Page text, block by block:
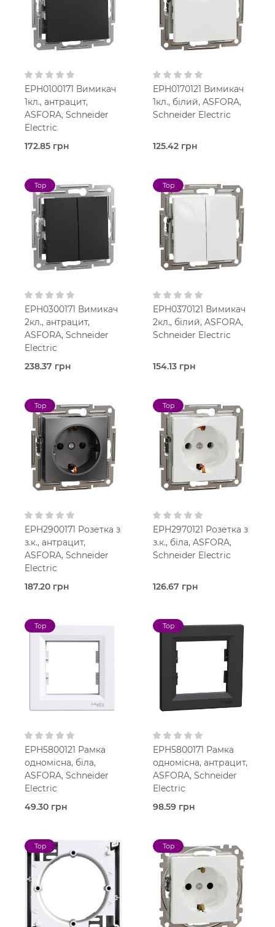
EPH0100171 Вимикач
1кл., антрацит,
ASFORA, Schneider
Electric
172.85 грн
Антрацит
В
установчу коробку
EPH0170121 Вимикач
1кл., білий, ASFORA,
Schneider Electric
125.42 грн
Білий
В
установчу коробку
Top
EPH0300171 Вимикач
2кл., антрацит,
ASFORA, Schneider
Electric
238.37 грн
Антрацит
В
установчу коробку
IP20
Top
EPH0370121 Вимикач
2кл., білий, ASFORA,
Schneider Electric
154.13 грн
Білий
В
установчу коробку
IP20
Top
EPH2900171 Розетка з
з.к., антрацит,
ASFORA, Schneider
Electric
187.20 грн
установчу коробку
IP20
Top
EPH2970121 Розетка з
з.к., біла, ASFORA,
Schneider Electric
126.67 грн
Білий
установчу коробку
IP20
Top
EPH5800121 Рамка
одномісна, біла,
ASFORA, Schneider
Electric
49.30 грн
Білий
В
установчу коробку
IP20
Top
EPH5800171 Рамка
одномісна, антрацит,
ASFORA, Schneider
Electric
98.59 грн
Антрацит
установчу коробку
IP20
Top Top